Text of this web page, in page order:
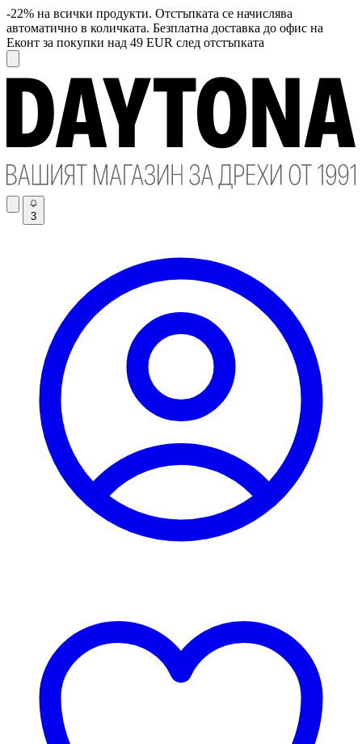
-22% на всички продукти. Отстъпката се начислява
автоматично в количката. Безплатна доставка до офис на
Еконт за покупки над 49 EUR след отстъпката
3